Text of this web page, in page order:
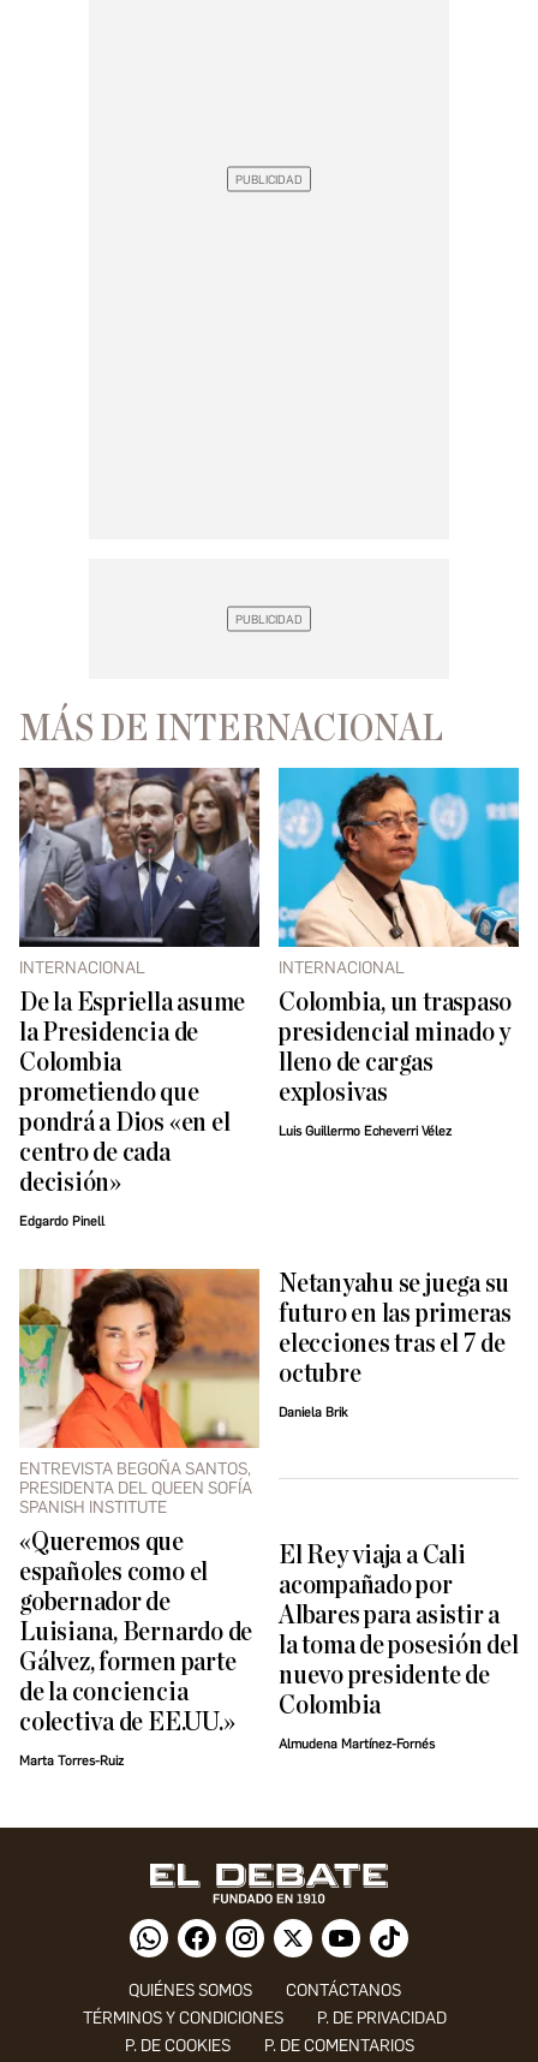
MÁS DE INTERNACIONAL
INTERNACIONAL
De la Espriella asume
la Presidencia de
Colombia
prometiendo que
pondrá a Dios «en el
centro de cada
decisión»
Edgardo Pinell
INTERNACIONAL
Colombia, un traspaso
presidencial minado y
lleno de cargas
explosivas
Luis Guillermo Echeverri Vélez
ENTREVISTA BEGOÑA SANTOS,
PRESIDENTA DEL QUEEN SOFÍA
SPANISH INSTITUTE
«Queremos que
españoles como el
gobernador de
Luisiana, Bernardo de
Gálvez, formen parte
de la conciencia
colectiva de EE.UU.»
Marta Torres-Ruiz
Netanyahu se juega su
futuro en las primeras
elecciones tras el 7 de
octubre
Daniela Brik
El Rey viaja a Cali
acompañado por
Albares para asistir a
la toma de posesión del
nuevo presidente de
Colombia
Almudena Martínez-Fornés
QUIÉNES SOMOS
CONTÁCTANOS
TÉRMINOS Y CONDICIONES
P. DE PRIVACIDAD
P. DE COOKIES
P. DE COMENTARIOS